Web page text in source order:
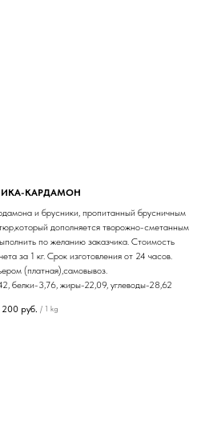
КАРДАМОН
и брусники, пропитанный брусничным
дополняется творожно-сметанным
по желанию заказчика. Стоимость
за 1 кг. Срок изготовления от 24 часов.
(платная),самовывоз.
белки-3,76, жиры-22,09, углеводы-28,62
200 руб. / 1 kg